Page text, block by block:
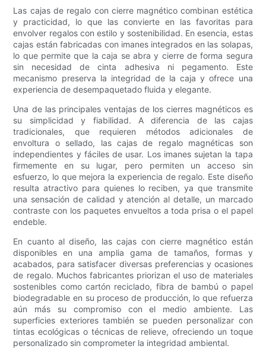
Las cajas de regalo con cierre magnético combinan estética
y practicidad, lo que las convierte en las favoritas para
envolver regalos con estilo y sostenibilidad. En esencia, estas
cajas están fabricadas con imanes integrados en las solapas,
lo que permite que la caja se abra y cierre de forma segura
sin necesidad de cinta adhesiva ni pegamento. Este
mecanismo preserva la integridad de la caja y ofrece una
experiencia de desempaquetado fluida y elegante.
Una de las principales ventajas de los cierres magnéticos es
su simplicidad y fiabilidad. A diferencia de las cajas
tradicionales, que requieren métodos adicionales de
envoltura o sellado, las cajas de regalo magnéticas son
independientes y fáciles de usar. Los imanes sujetan la tapa
firmemente en su lugar, pero permiten un acceso sin
esfuerzo, lo que mejora la experiencia de regalo. Este diseño
resulta atractivo para quienes lo reciben, ya que transmite
una sensación de calidad y atención al detalle, un marcado
contraste con los paquetes envueltos a toda prisa o el papel
endeble.
En cuanto al diseño, las cajas con cierre magnético están
disponibles en una amplia gama de tamaños, formas y
acabados, para satisfacer diversas preferencias y ocasiones
de regalo. Muchos fabricantes priorizan el uso de materiales
sostenibles como cartón reciclado, fibra de bambú o papel
biodegradable en su proceso de producción, lo que refuerza
aún más su compromiso con el medio ambiente. Las
superficies exteriores también se pueden personalizar con
tintas ecológicas o técnicas de relieve, ofreciendo un toque
personalizado sin comprometer la integridad ambiental.